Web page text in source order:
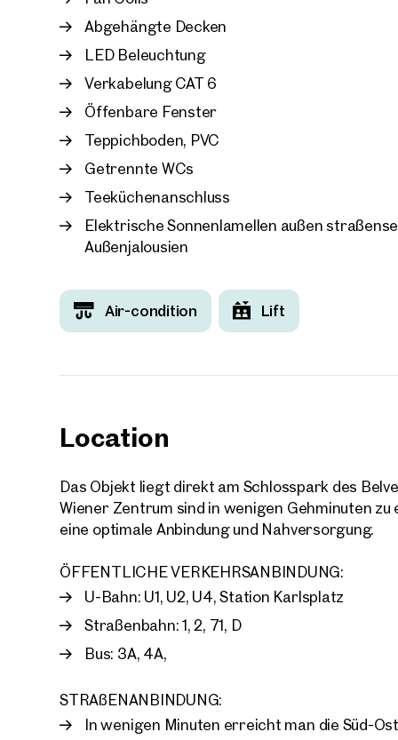
Abgehängte Decken
LED Beleuchtung
Verkabelung CAT 6
Öffenbare Fenster
Teppichboden, PVC
Getrennte WCs
Teeküchenanschluss
Elektrische Sonnenlamellen außen
Außenjalousien
Air-condition Lift
Location
Das Objekt liegt direkt am Schlosspark des
Wiener Zentrum sind in wenigen Gehminuten
eine optimale Anbindung und Nahversorgung.
ÖFFENTLICHE VERKEHRSANBINDUNG:
U-Bahn: U1, U2, U4, Station Karlsplatz
Straßenbahn: 1, 2, 71, D
Bus: 3A, 4A,
STRAßENANBINDUNG:
In wenigen Minuten erreicht man die Süd-
We